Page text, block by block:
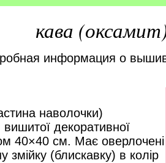
кава
информация о
наволочки)
декоративної
40×40 см. Має оверлочені
змійку (блискавку) в колір